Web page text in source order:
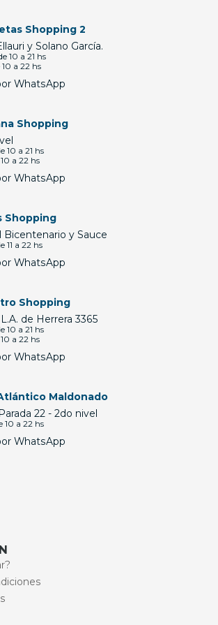
Shopping 2
y Solano García.
10 a 21 hs
10 a 22 hs
WhatsApp
Shopping
10 a 21 hs
a 22 hs
WhatsApp
Shopping
Bicentenario y Sauce
11 a 22 hs
WhatsApp
Shopping
de Herrera 3365
10 a 21 hs
a 22 hs
WhatsApp
Maldonado
22 - 2do nivel
10 a 22 hs
WhatsApp